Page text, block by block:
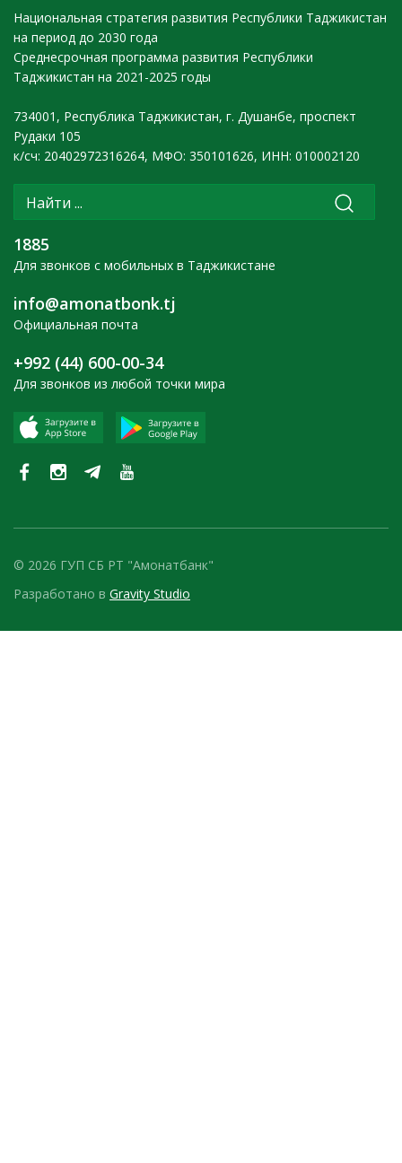
Национальная стратегия развития Республики Таджикистан
на период до 2030 года
Среднесрочная программа развития Республики
Таджикистан на 2021-2025 годы
734001, Республика Таджикистан, г. Душанбе, проспект
Рудаки 105
к/сч: 20402972316264, МФО: 350101626, ИНН: 010002120
1885
Для звонков с мобильных в Таджикистане
info@amonatbonk.tj
Официальная почта
+992 (44) 600-00-34
Для звонков из любой точки мира
© 2026 ГУП СБ РТ "Амонатбанк"
Разработано в Gravity Studio